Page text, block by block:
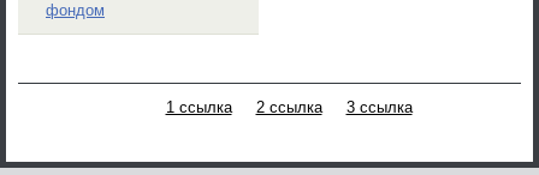
фондом
1 ссылка 2 ссылка 3 ссылка